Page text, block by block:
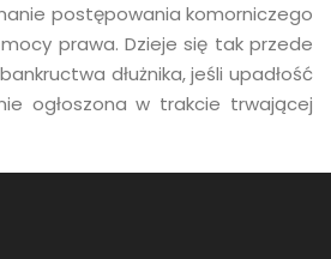
postępowania komorniczego
prawa. Dzieje się tak przede
dłużnika, jeśli upadłość
ogłoszona w trakcie trwającej